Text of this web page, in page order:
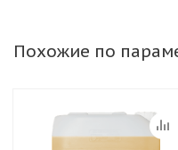
Похожие по